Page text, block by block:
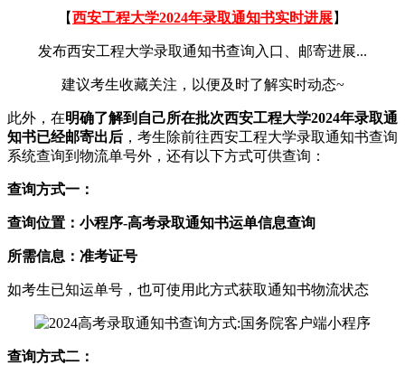
【西安工程大学2024年录取通知书实时进展】
发布西安工程大学录取通知书查询入口、邮寄进展...
建议考生收藏关注，以便及时了解实时动态~
此外，在明确了解到自己所在批次西安工程大学2024年录取通
知书已经邮寄出后 ，考生除前往西安工程大学录取通知书查询
系统查询到物流单号外，还有以下方式可供查询：
查询方式一：
查询位置：小程序-高考录取通知书运单信息查询
所需信息：准考证号
如考生已知运单号，也可使用此方式获取通知书物流状态
查询方式二：